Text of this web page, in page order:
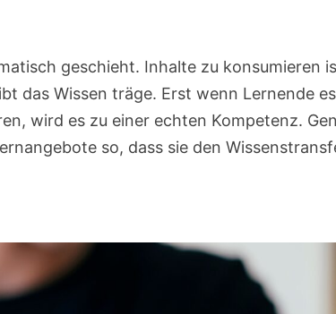
geschieht. Inhalte zu konsumieren
das Wissen träge. Erst wenn Lernende
wird es zu einer echten Kompetenz.
so, dass sie den